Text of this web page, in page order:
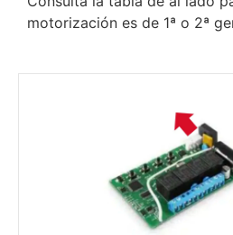
motorización es de 1ª o 2ª